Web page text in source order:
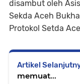
disambut oleh
Sekda Aceh
Protokol Setda
Artikel
memuat...